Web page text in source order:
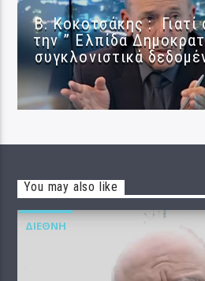
Β. Κοκοτσάκης :
την ” Ελπίδα
συγκλονιστικά
You may also like
ΔΙΕΘΝΉ